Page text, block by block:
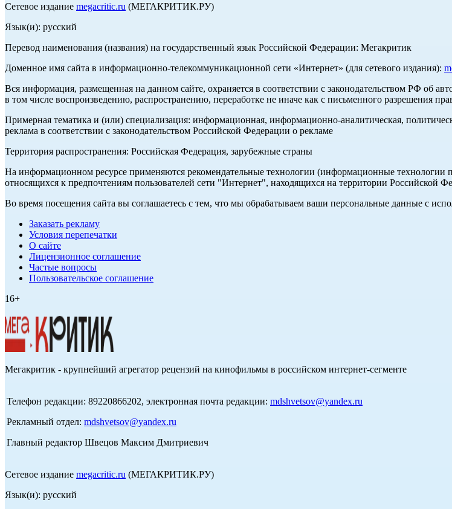
Сетевое издание megacritic.ru (МЕГАКРИТИК.РУ)
Язык(и): русский
Перевод наименования (названия) на государственный язык Российской Федерации: Мегакритик
Доменное имя сайта в информационно-телекоммуникационной сети «Интернет» (для сетевого издания):
Вся информация, размещенная на данном сайте, охраняется в соответствии с законодательством РФ об
в том числе воспроизведению, распространению, переработке не иначе как с письменного разрешения
Примерная тематика и (или) специализация: информационная, информационно-аналитическая,
реклама в соответствии с законодательством Российской Федерации о рекламе
Территория распространения: Российская Федерация, зарубежные страны
На информационном ресурсе применяются рекомендательные технологии (информационные технологии
относящихся к предпочтениям пользователей сети "Интернет", находящихся на территории Российской
Во время посещения сайта вы соглашаетесь с тем, что мы обрабатываем ваши персональные данные с
Заказать рекламу
Условия перепечатки
О сайте
Лицензионное соглашение
Частые вопросы
Пользовательское соглашение
16+
Мегакритик - крупнейший агрегатор рецензий на кинофильмы в российском интернет-сегменте
Телефон редакции: 89220866202, электронная почта редакции: mdshvetsov@yandex.ru
Рекламный отдел: mdshvetsov@yandex.ru
Главный редактор Швецов Максим Дмитриевич
Сетевое издание megacritic.ru (МЕГАКРИТИК.РУ)
Язык(и): русский